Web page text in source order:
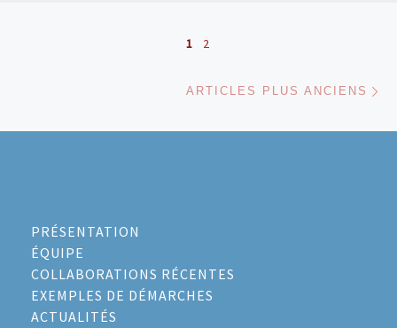
Posts navigation1 2
ARTICLES PLUS ANCIENS
PRÉSENTATION
ÉQUIPE
COLLABORATIONS RÉCENTES
EXEMPLES DE DÉMARCHES
ACTUALITÉS